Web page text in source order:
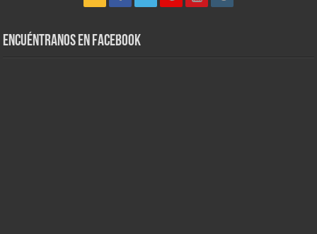
Encuéntranos en Facebook